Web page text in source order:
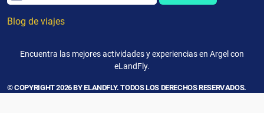
Blog de viajes
Encuentra las mejores actividades y experiencias en Argel con
eLandFly.
© COPYRIGHT 2026 BY ELANDFLY. TODOS LOS DERECHOS RESERVADOS.